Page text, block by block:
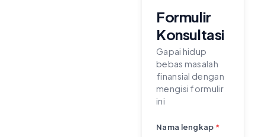
Formulir
Konsultasi
Gapai hidup
bebas masalah
finansial dengan
mengisi formulir
ini
Nama lengkap *